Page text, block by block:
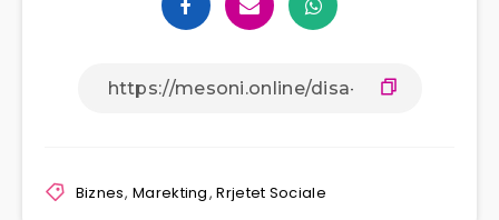
Biznes,Marekting,Rrjetet Sociale